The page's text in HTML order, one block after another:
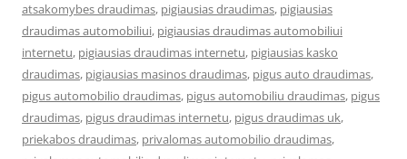
atsakomybes draudimas, pigiausias draudimas, pigiausias
draudimas automobiliui, pigiausias draudimas automobiliui
internetu, pigiausias draudimas internetu, pigiausias kasko
draudimas, pigiausias masinos draudimas, pigus auto draudimas,
pigus automobilio draudimas, pigus automobiliu draudimas, pigus
draudimas, pigus draudimas internetu, pigus draudimas uk,
priekabos draudimas, privalomas automobilio draudimas,